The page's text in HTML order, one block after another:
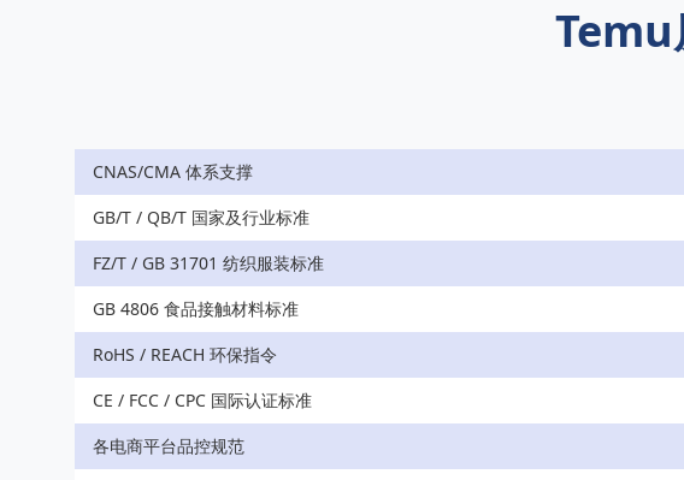
Temu
CNAS/CMA 体系支撑
GB/T / QB/T 国家及行业标准
FZ/T / GB 31701 纺织服装标准
GB 4806 食品接触材料标准
RoHS / REACH 环保指令
CE / FCC / CPC 国际认证标准
各电商平台品控规范